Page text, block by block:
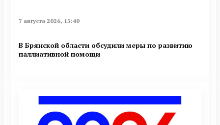
7 августа 2026, 15:40
В Брянской области обсудили меры по развитию
паллиативной помощи